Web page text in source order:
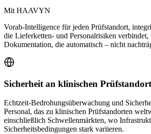
Mit HAAVYN
Vorab-Intelligence für jeden Prüfstandort,
die Lieferketten- und Personalrisiken
Dokumentation, die automatisch – nicht
Sicherheit an klinischen
Echtzeit-Bedrohungsüberwachung und
Personal, das zu klinischen Prüfstandorten
einschließlich Schwellenmärkten, wo
Sicherheitsbedingungen stark variieren.